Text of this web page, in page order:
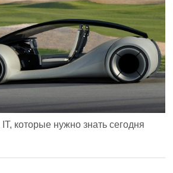
которые нужно знать сегодня